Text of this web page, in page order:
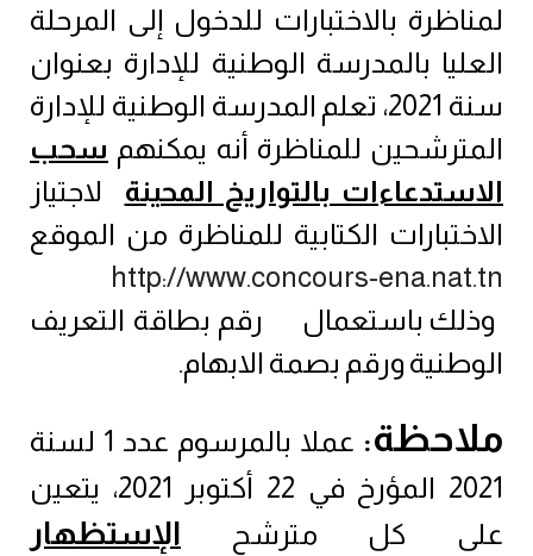
لمناظرة بالاختبارات للدخول إلى المرحلة
العليا بالمدرسة الوطنية للإدارة بعنوان
سنة 2021، تعلم المدرسة الوطنية للإدارة
المترشحين للمناظرة أنه يمكنهم سحب
الاستدعاءات بالتواريخ المحينة لاجتياز
الاختبارات الكتابية للمناظرة من الموقع
http://www.concours-ena.nat.tn
وذلك باستعمال رقم بطاقة التعريف
الوطنية ورقم بصمة الابهام.
ملاحظة:
عملا بالمرسوم عدد 1 لسنة
2021 المؤرخ في 22 أكتوبر 2021، يتعين
على كل مترشح الإستظهار